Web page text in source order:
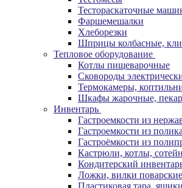
Тестораскаточные
Фаршемешалки
Хлеборезки
Шприцы колбасные,
Тепловое оборудование
Котлы пищеварочные
Сковороды
Термокамеры,
Шкафы жарочные,
Инвентарь
Гастроемкости из
Гастроемкости из
Гастроёмкости из
Кастрюли, котлы,
Кондитерский
Ложки, вилки
Пластиковая тара,